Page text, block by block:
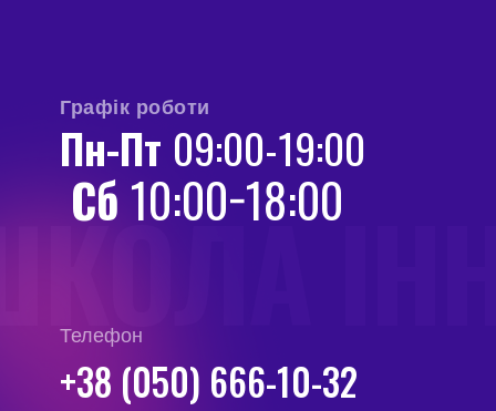
Телефон
+38 (050) 666-10-32
Пн-Пт 09:00-19:00
Сб 10:00−18:00
Графік роботи